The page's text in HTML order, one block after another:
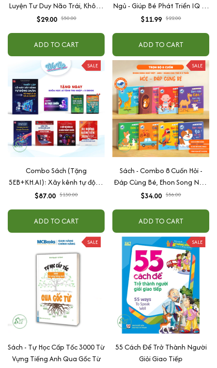
Luyện Tư Duy Não Trái, Không
Não Phải - Đánh Thức Tiềm
$29.00 $50.00
ADD TO CART
Ngủ - Giúp Bé Phát Triển IQ Và
EQ
$11.99 $22.00
ADD TO CART
SALE
Combo Sách (Tặng
5EB+KH.AI): Xây kênh tự động
AI Agent + AI siêu mạnh + 3
+ Xu hướng
$87.00 $130.00
ADD TO CART
SALE
Sách - Combo 8 Cuốn Hỏi -
Đáp Cùng Bé, Ehon Song Ngữ
Việt - Anh - Dành Cho Bé Từ 0
$34.00 $56.00
ADD TO CART
SALE
Sách - Tự Học Cấp Tốc 3000 Từ
Vựng Tiếng Anh Qua Gốc Từ
SALE
55 Cách Để Trở Thành Người
Giỏi Giao Tiếp